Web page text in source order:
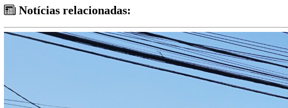
Notícias relacionadas: